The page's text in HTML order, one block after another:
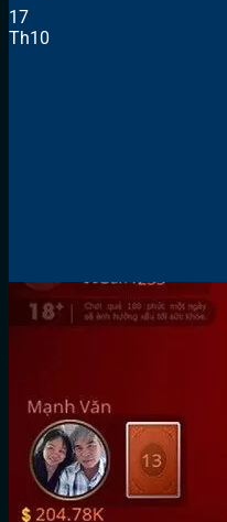
17
Th10